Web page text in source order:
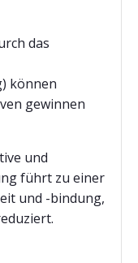
das
können
gewinnen
und
führt zu einer
und -bindung,